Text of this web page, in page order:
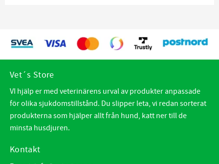
Vet´s Store
VI hjälp er med veterinärens urval av produkter anpassade
för olika sjukdomstillstånd. Du slipper leta, vi redan sorterat
produkterna som hjälper allt från hund, katt ner till de
minsta husdjuren.
Kontakt